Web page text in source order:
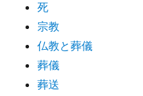
死
宗教
仏教と葬儀
葬儀
葬送